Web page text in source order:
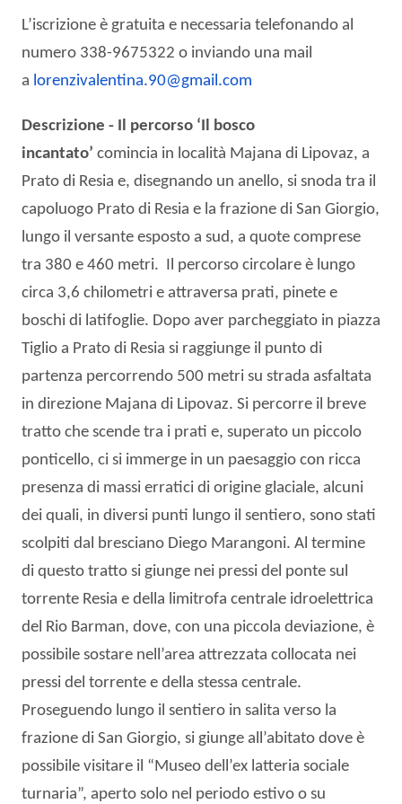
L’iscrizione è gratuita e necessaria telefonando al
numero 338-9675322 o inviando una mail
a lorenzivalentina.90@gmail.com
Descrizione - Il percorso ‘Il bosco
incantato’ comincia in località Majana di Lipovaz, a
Prato di Resia e, disegnando un anello, si snoda tra il
capoluogo Prato di Resia e la frazione di San Giorgio,
lungo il versante esposto a sud, a quote comprese
tra 380 e 460 metri. Il percorso circolare è lungo
circa 3,6 chilometri e attraversa prati, pinete e
boschi di latifoglie. Dopo aver parcheggiato in piazza
Tiglio a Prato di Resia si raggiunge il punto di
partenza percorrendo 500 metri su strada asfaltata
in direzione Majana di Lipovaz. Si percorre il breve
tratto che scende tra i prati e, superato un piccolo
ponticello, ci si immerge in un paesaggio con ricca
presenza di massi erratici di origine glaciale, alcuni
dei quali, in diversi punti lungo il sentiero, sono stati
scolpiti dal bresciano Diego Marangoni. Al termine
di questo tratto si giunge nei pressi del ponte sul
torrente Resia e della limitrofa centrale idroelettrica
del Rio Barman, dove, con una piccola deviazione, è
possibile sostare nell’area attrezzata collocata nei
pressi del torrente e della stessa centrale.
Proseguendo lungo il sentiero in salita verso la
frazione di San Giorgio, si giunge all’abitato dove è
possibile visitare il “Museo dell’ex latteria sociale
turnaria”, aperto solo nel periodo estivo o su